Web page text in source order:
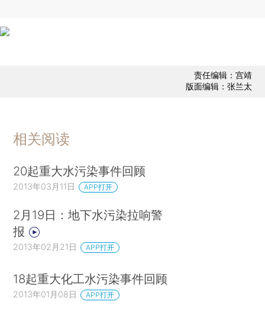
责任编辑：宫靖
版面编辑：张兰太
相关阅读
20起重大水污染事件回顾
2013年03月11日 APP打开
2月19日：地下水污染拉响警
报
2013年02月21日 APP打开
18起重大化工水污染事件回顾
2013年01月08日 APP打开